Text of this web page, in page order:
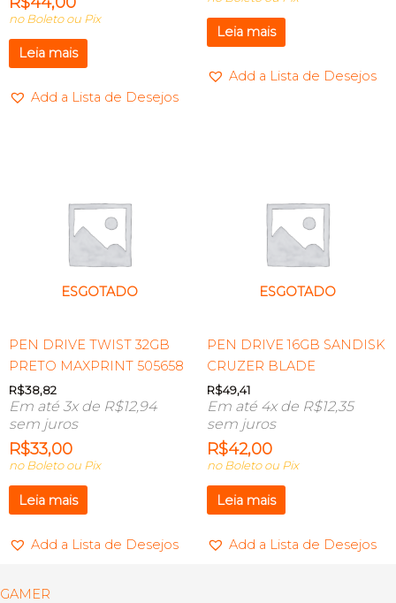
no Boleto ou Pix
Leia mais
Add a Lista de Desejos
Leia mais
Add a Lista de Desejos
ESGOTADO
PEN DRIVE TWIST 32GB
PRETO MAXPRINT 505658
R$38,82
Em até 3x de R$12,94
sem juros
R$33,00
no Boleto ou Pix
Leia mais
Add a Lista de Desejos
ESGOTADO
PEN DRIVE 16GB SANDISK
CRUZER BLADE
R$49,41
Em até 4x de R$12,35
sem juros
R$42,00
no Boleto ou Pix
Leia mais
Add a Lista de Desejos
GAMER